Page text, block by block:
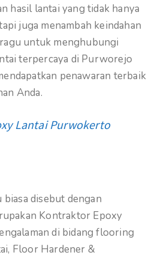
hasil lantai yang tidak hanya
juga menambah keindahan
untuk menghubungi
terpercaya di Purworejo
penawaran terbaik
Anda.
Lantai Purwokerto
biasa disebut dengan
Kontraktor Epoxy
di bidang flooring
Floor Hardener &